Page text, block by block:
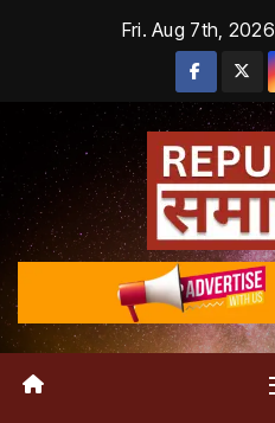
Fri. Aug 7th, 2026